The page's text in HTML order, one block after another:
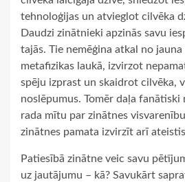
tehnoloģijas un atvieglot cilvēka
Daudzi zinātnieki apzinās savu
tajās. Tie nemēģina atkal no jauna
metafizikas laukā, izvirzot
spēju izprast un skaidrot cilvēka,
noslēpumus. Tomēr daļa
rada mītu par zinātnes
zinātnes pamata izvirzīt arī
Patiesībā zinātne veic savu
uz jautājumu – kā? Savukārt